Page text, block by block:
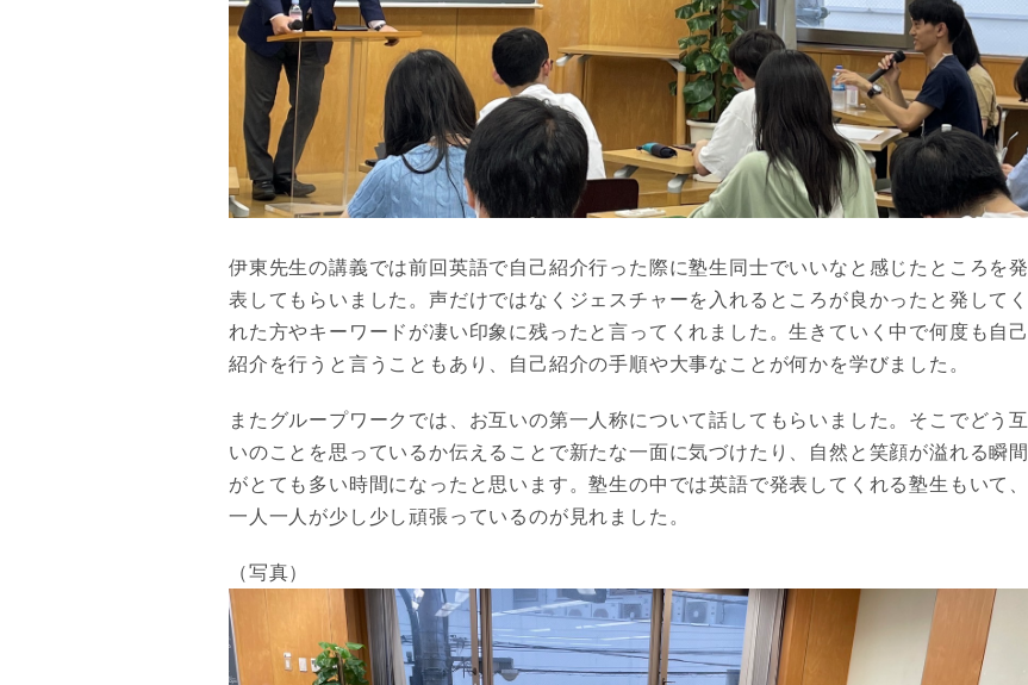
伊東先生の講義では前回英語で自己紹介行った際に塾生同士でいいなと感じたところを発
表してもらいました。声だけではなくジェスチャーを入れるところが良かったと発してく
れた方やキーワードが凄い印象に残ったと言ってくれました。生きていく中で何度も自己
紹介を行うと言うこともあり、自己紹介の手順や大事なことが何かを学びました。
またグループワークでは、お互いの第一人称について話してもらいました。そこでどう互
いのことを思っているか伝えることで新たな一面に気づけたり、自然と笑顔が溢れる瞬間
がとても多い時間になったと思います。塾生の中では英語で発表してくれる塾生もいて、
一人一人が少し少し頑張っているのが見れました。
（写真）